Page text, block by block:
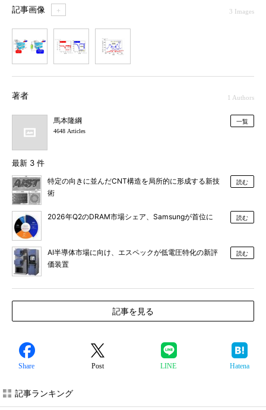
記事画像 ＋ 3 Images
著者 1 Authors
馬本隆綱
4648 Articles
一覧
最新 3 件
特定の向きに並んだCNT構造を局所的に形成する新技
術
読む
2026年Q2のDRAM市場シェア、Samsungが首位に 読む
AI半導体市場に向け、エスペックが低電圧特化の新評
価装置
読む
記事を見る
Share Post LINE Hatena
記事ランキング